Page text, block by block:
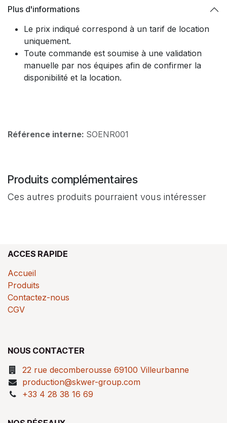
Plus d'informations
Le prix indiqué correspond à un tarif de location
uniquement.​
Toute commande est soumise à une validation
manuelle par nos équipes afin de confirmer la
disponibilité et la location.
Référence interne: SOENR001
Produits complémentaires
Ces autres produits pourraient vous intéresser
ACCES RAPIDE
Accueil
Produits
Contactez-nous
CGV
NOUS CONTACTER
22 rue decomberousse 69100 Villeurbanne
production@skwer-group.com
+33 4 28 38 16 69